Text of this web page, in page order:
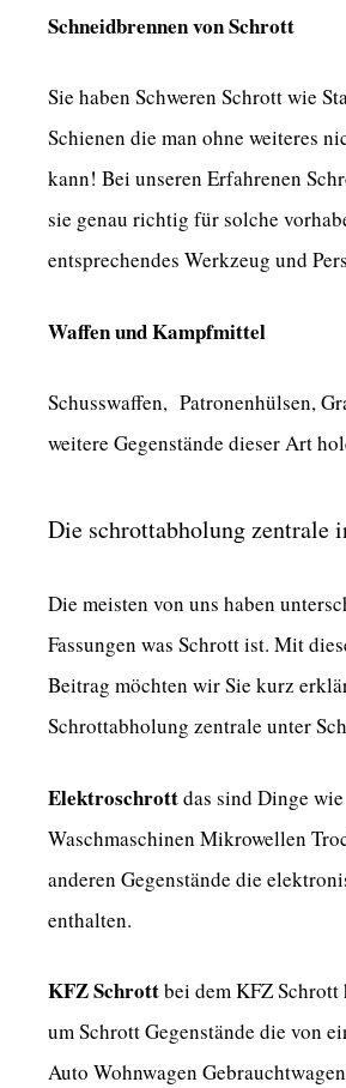
Schneidbrennen von Schrott
Sie haben Schweren Schrott wie
Schienen die man ohne weiteres
kann! Bei unseren Erfahrenen
sie genau richtig für solche
entsprechendes Werkzeug und
Waffen und Kampfmittel
Schusswaffen, Patronenhülsen,
weitere Gegenstände dieser Art
Die schrottabholung zentrale
Die meisten von uns haben
Fassungen was Schrott ist. Mit
Beitrag möchten wir Sie kurz
Schrottabholung zentrale unter
Elektroschrottdas sind Dinge wie
Waschmaschinen Mikrowellen
anderen Gegenstände die
enthalten.
KFZ Schrottbei dem KFZ Schrott
um Schrott Gegenstände die von
Auto Wohnwagen